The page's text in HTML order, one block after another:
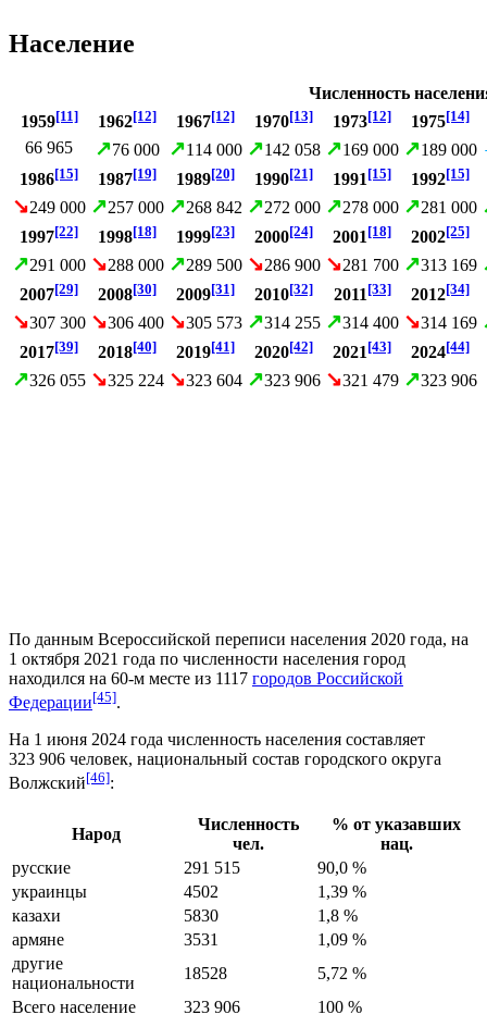
Население
Численность
1959[11] 1962[12] 1967[12] 1970[13] 1973[12] 1975[14]
66 965 ↗76 000 ↗114 000 ↗142 058 ↗169 000 ↗189 000
1986[15] 1987[19] 1989[20] 1990[21] 1991 [15] 1992[15]
↘249 000 ↗257 000 ↗268 842 ↗272 000 ↗278 000 ↗281 000
1997[22] 1998[18] 1999[23] 2000[24] 2001 [18] 2002[25]
↗291 000 ↘288 000 ↗289 500 ↘286 900 ↘281 700 ↗313 169
2007[29] 2008[30] 2009[31] 2010[32] 2011 [33] 2012[34]
↘307 300 ↘306 400 ↘305 573 ↗314 255 ↗314 400 ↘314 169
2017[39] 2018[40] 2019[41] 2020[42] 2021 [43] 2024[44]
↗326 055 ↘325 224 ↘323 604 ↗323 906 ↘321 479 ↗323 906
По данным Всероссийской переписи населения 2020 года, на
1 октября 2021 года по численности населения город
находился на 60-м месте из 1117 городов Российской
Федерации[45].
На 1 июня 2024 года численность населения составляет
323 906 человек, национальный состав городского округа
Волжский[46]:
Народ
Численность
чел.
% от указавших
нац.
русские
291 515
90,0 %
украинцы
4502
1,39 %
казахи
5830
1,8 %
армяне
3531
1,09 %
другие
национальности
18528
5,72 %
Всего население
323 906 100 %